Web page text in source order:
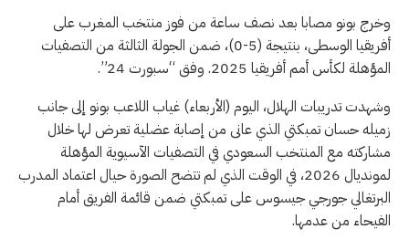
وخرج بونو مصابا بعد نصف ساعة من فوز منتخب المغرب على
أفريقيا الوسطى، بنتيجة (5-0)، ضمن الجولة الثالثة من التصفيات
المؤهلة لكأس أمم أفريقيا 2025. وفق “سبورت 24”.
وشهدت تدريبات الهلال، اليوم (الأربعاء) غياب اللاعب بونو إلى جانب
زميله حسان تمبكتي الذي عانى من إصابة عضلية تعرض لها خلال
مشاركته مع المنتخب السعودي في التصفيات الآسيوية المؤهلة
لمونديال 2026، في الوقت الذي لم تتضح الصورة حيال اعتماد المدرب
البرتغالي جورجي جيسوس على تمبكتي ضمن قائمة الفريق أمام
الفيحاء من عدمها.